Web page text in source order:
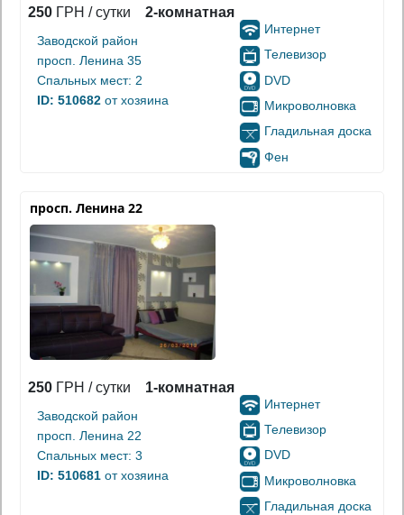
250 ГРН / сутки 2-комнатная
Заводской район
просп. Ленина 35
Спальных мест: 2
ID: 510682 от хозяина
Интернет
Телевизор
DVD
Микроволновка
Гладильная доска
Фен
просп. Ленина 22
250 ГРН / сутки 1-комнатная
Заводской район
просп. Ленина 22
Спальных мест: 3
ID: 510681 от хозяина
Интернет
Телевизор
DVD
Микроволновка
Гладильная доска